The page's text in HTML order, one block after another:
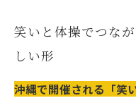
笑いと体操でつな
しい形
沖縄で開催される「笑